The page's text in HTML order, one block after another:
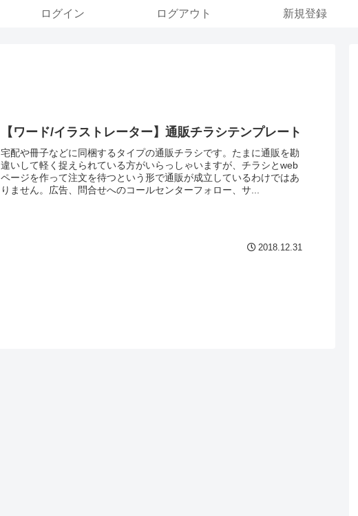
ログイン ログアウト 新規登録
【ワード/イラストレーター】通販チラシテンプレート
宅配や冊子などに同梱するタイプの通販チラシです。たまに通販を勘
違いして軽く捉えられている方がいらっしゃいますが、チラシとweb
ページを作って注文を待つという形で通販が成立しているわけではあ
りません。広告、問合せへのコールセンターフォロー、サ...
2018.12.31